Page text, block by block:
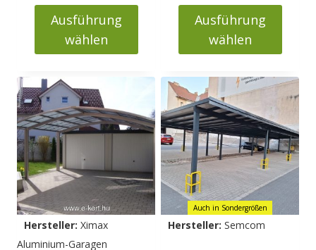
bis
2464000 Ft
Ausführung
wählen
Produkt
weist
mehrere
Varianten
auf.
Die
Optionen
können
auf
2060000 Ft
Ausführung
wählen
Produkt
weist
mehrere
Varianten
auf.
Die
Optionen
können
auf
Hersteller: Ximax
Aluminium-Garagen
Auch in Sondergrößen
Hersteller: Semcom